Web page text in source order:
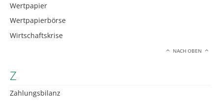
Wertpapier
Wertpapierbörse
Wirtschaftskrise
NACH OBEN
Z
Zahlungsbilanz